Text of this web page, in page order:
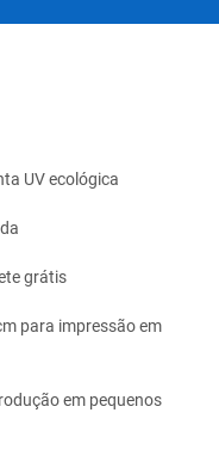
UV ecológica
grátis
para impressão em
em pequenos